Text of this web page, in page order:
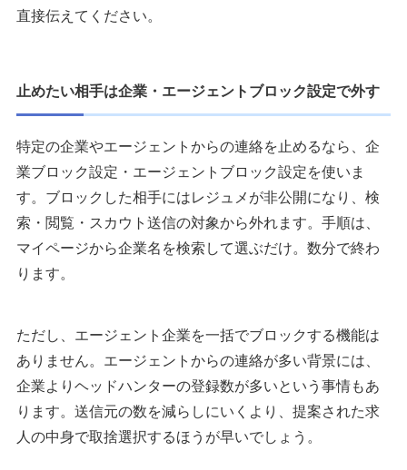
直接伝えてください。
止めたい相手は企業・エージェントブロック設定で外す
特定の企業やエージェントからの連絡を止めるなら、企
業ブロック設定・エージェントブロック設定を使いま
す。ブロックした相手にはレジュメが非公開になり、検
索・閲覧・スカウト送信の対象から外れます。手順は、
マイページから企業名を検索して選ぶだけ。数分で終わ
ります。
ただし、エージェント企業を一括でブロックする機能は
ありません。エージェントからの連絡が多い背景には、
企業よりヘッドハンターの登録数が多いという事情もあ
ります。送信元の数を減らしにいくより、提案された求
人の中身で取捨選択するほうが早いでしょう。